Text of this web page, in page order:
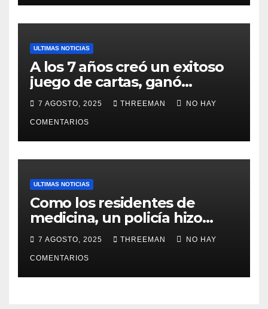
ULTIMAS NOTICIAS
A los 7 años creó un exitoso
juego de cartas, ganó
millones y ahora vendió la
idea para cumplir su sueño
7 AGOSTO, 2025 THREEMAN NO HAY
COMENTARIOS
ULTIMAS NOTICIAS
Como los residentes de
medicina, un policía hizo
trampa en un examen para
obtener un ascenso en Santa
Fe y fue suspendido
7 AGOSTO, 2025 THREEMAN NO HAY
COMENTARIOS